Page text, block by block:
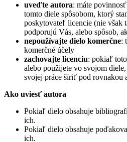
uveďte autora: máte
tomto diele spôsobom, ktorý
poskytovateľ licencie (nie však
podporujú Vás, alebo spôsob,
nepoužívajte dielo komerčne:
komerčné účely
zachovajte licenciu: pokiaľ
alebo použijete vo svojom
svojej práce šíriť pod rovnakou
Ako uviesť autora
Pokiaľ dielo obsahuje
ich.
Pokiaľ dielo obsahuje
ich.